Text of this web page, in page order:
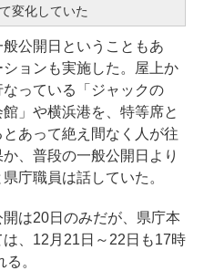
変化していた
公開日ということもあ
ョンも実施した。屋上か
っている「ジャックの
」や横浜港を、特等席と
あって絶え間なく人が往
、普段の一般公開日より
庁職員は話していた。
は20日のみだが、県庁本
、12月21日～22日も17時
。